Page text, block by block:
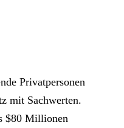
Privatpersonen
mit Sachwerten.
$80 Millionen